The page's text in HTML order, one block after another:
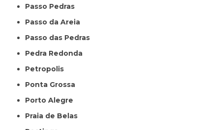
Passo Pedras
Passo da Areia
Passo das Pedras
Pedra Redonda
Petropolis
Ponta Grossa
Porto Alegre
Praia de Belas